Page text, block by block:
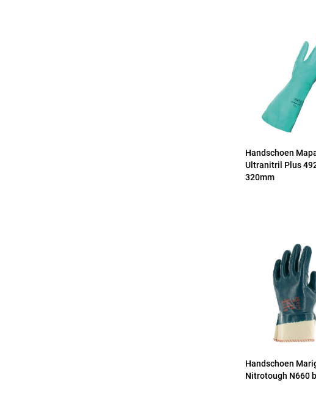
Handschoen
Ultranitril Plus
320mm
Handschoen
Nitrotough N660